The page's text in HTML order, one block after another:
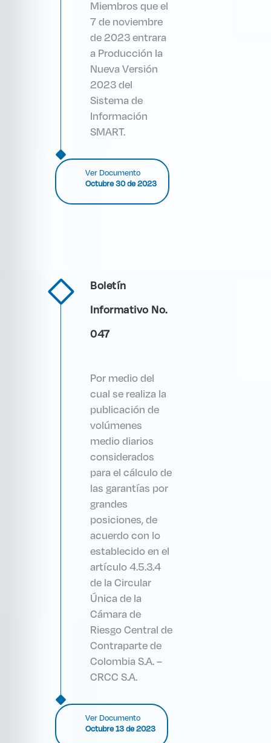
Miembros que el
7 de noviembre
de 2023 entrara
a Producción la
Nueva Versión
2023 del
Sistema de
Información
SMART.
Ver Documento
Octubre 30 de 2023
Boletín
Informativo No.
047
Por medio del
cual se realiza la
publicación de
volúmenes
medio diarios
considerados
para el cálculo de
las garantías por
grandes
posiciones, de
acuerdo con lo
establecido en el
artículo 4.5.3.4
de la Circular
Única de la
Cámara de
Riesgo Central de
Contraparte de
Colombia S.A. –
CRCC S.A.
Ver Documento
Octubre 13 de 2023